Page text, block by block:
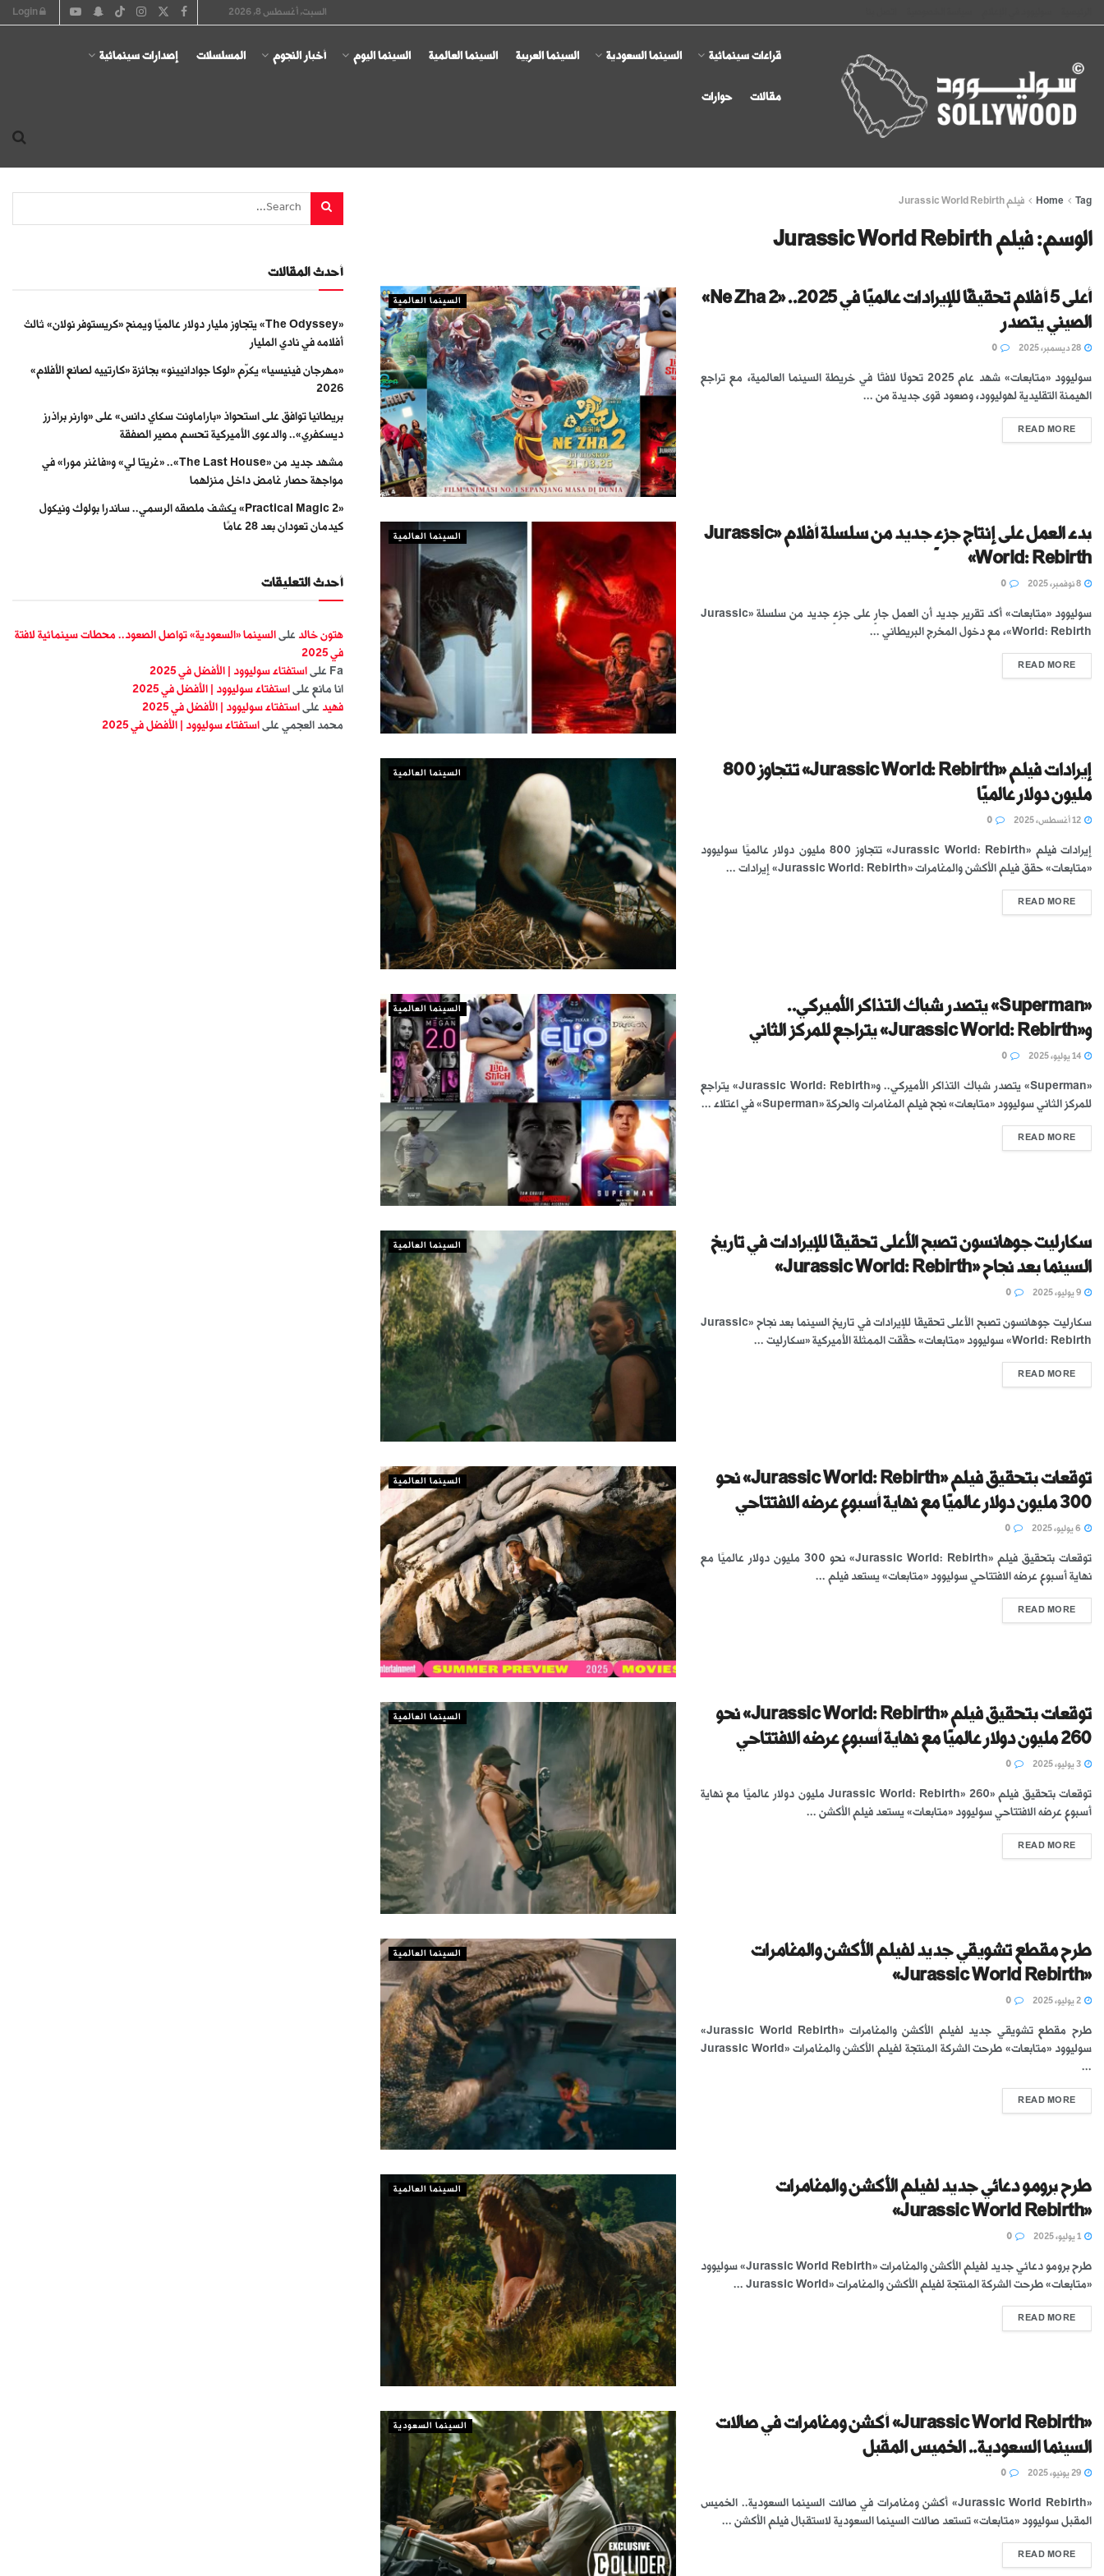
السبت, أغسطس 8, 2026
قراءات سينمائية السينما السعودية السينما العربية السينما العالمية السينما اليوم أخبار النجوم المسلسلات إصدارات سينمائية
مقالات حوارات
Home Tag فيلم Jurassic World Rebirth
الوسم:فيلم Jurassic World Rebirth
السينما العالمية
أعلى 5 أفلام تحقيقًا للإيرادات عالميًا في 2025.. «Ne Zha 2»
الصيني يتصدر
سوليوود «متابعات» شهد عام 2025 تحولًا لافتًا في خريطة السينما العالمية، مع تراجع
الهيمنة التقليدية لهوليوود، وصعود قوى جديدة من ...
READ MORE
السينما العالمية
بدء العمل على إنتاج جزءٍ جديد من سلسلة أفلام «Jurassic
World: Rebirth»
سوليوود «متابعات» أكد تقرير جديد أن العمل جارٍ على جزءٍ جديد من سلسلة «Jurassic
World: Rebirth»، مع دخول المخرج البريطاني ...
READ MORE
السينما العالمية
إيرادات فيلم «Jurassic World: Rebirth» تتجاوز 800
مليون دولار عالميًا
إيرادات فيلم «Jurassic World: Rebirth» تتجاوز 800 مليون دولار عالميًا سوليوود
«متابعات» حقق فيلم الأكشن والمغامرات «Jurassic World: Rebirth» إيرادات ...
READ MORE
السينما العالمية
«Superman» يتصدر شباك التذاكر الأميركي..
و«Jurassic World: Rebirth» يتراجع للمركز الثاني
«Superman» يتصدر شباك التذاكر الأميركي.. و«Jurassic World: Rebirth» يتراجع
للمركز الثاني سوليوود «متابعات» نجح فيلم المغامرات والحركة «Superman» في اعتلاء ...
READ MORE
السينما العالمية
سكارليت جوهانسون تصبح الأعلى تحقيقًا للإيرادات في تاريخ
السينما بعد نجاح «Jurassic World: Rebirth»
سكارليت جوهانسون تصبح الأعلى تحقيقًا للإيرادات في تاريخ السينما بعد نجاح «Jurassic
World: Rebirth» سوليوود «متابعات» حقّقت الممثلة الأميركية «سكارليت ...
READ MORE
السينما العالمية
توقعات بتحقيق فيلم «Jurassic World: Rebirth» نحو
300 مليون دولار عالميًا مع نهاية أسبوع عرضه الافتتاحي
توقعات بتحقيق فيلم «Jurassic World: Rebirth» نحو 300 مليون دولار عالميًا مع
نهاية أسبوع عرضه الافتتاحي سوليوود «متابعات» يستعد فيلم ...
READ MORE
السينما العالمية
توقعات بتحقيق فيلم «Jurassic World: Rebirth» نحو
260 مليون دولار عالميًا مع نهاية أسبوع عرضه الافتتاحي
توقعات بتحقيق فيلم «Jurassic World: Rebirth» 260 مليون دولار عالميًا مع نهاية
أسبوع عرضه الافتتاحي سوليوود «متابعات» يستعد فيلم الأكشن ...
READ MORE
السينما العالمية
طرح مقطع تشويقي جديد لفيلم الأكشن والمغامرات
«Jurassic World Rebirth»
طرح مقطع تشويقي جديد لفيلم الأكشن والمغامرات «Jurassic World Rebirth»
سوليوود «متابعات» طرحت الشركة المنتجة لفيلم الأكشن والمغامرات «Jurassic World
...
READ MORE
السينما العالمية
طرح برومو دعائي جديد لفيلم الأكشن والمغامرات
«Jurassic World Rebirth»
طرح برومو دعائي جديد لفيلم الأكشن والمغامرات «Jurassic World Rebirth» سوليوود
«متابعات» طرحت الشركة المنتجة لفيلم الأكشن والمغامرات «Jurassic World ...
READ MORE
السينما السعودية
«Jurassic World Rebirth» أكشن ومغامرات في صالات
السينما السعودية.. الخميس المقبل
«Jurassic World Rebirth» أكشن ومغامرات في صالات السينما السعودية.. الخميس
المقبل سوليوود «متابعات» تستعد صالات السينما السعودية لاستقبال فيلم الأكشن ...
READ MORE
أحدث المقالات
«The Odyssey» يتجاوز مليار دولار عالميًا ويمنح «كريستوفر نولان» ثالث
أفلامه في نادي المليار
«مهرجان فينيسيا» يكرّم «لوكا جوادانيينو» بجائزة «كارتييه لصانع الأفلام»
2026
بريطانيا توافق على استحواذ «باراماونت سكاي دانس» على «وارنر براذرز
ديسكفري».. والدعوى الأميركية تحسم مصير الصفقة
مشهد جديد من «The Last House».. «غريتا لي» و«فاغنر مورا» في
مواجهة حصار غامض داخل منزلهما
«Practical Magic 2» يكشف ملصقه الرسمي.. ساندرا بولوك ونيكول
كيدمان تعودان بعد 28 عامًا
أحدث التعليقات
هتون خالد على السينما «السعودية» تواصل الصعود.. محطات سينمائية لافتة
في 2025
Fa على استفتاء سوليوود | الأفضل في 2025
انا مانع على استفتاء سوليوود | الأفضل في 2025
فهيد على استفتاء سوليوود | الأفضل في 2025
محمد العجمي على استفتاء سوليوود | الأفضل في 2025